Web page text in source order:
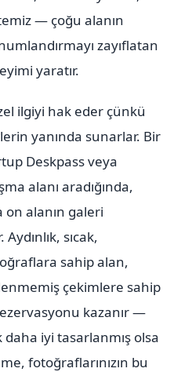
temiz — çoğu alanın
zayıflatan
yaratır.
ilgiyi hak eder çünkü
yanında sunarlar. Bir
Deskpass veya
alanı aradığında,
on alanın galeri
sıcak,
sahip alan,
çekimlere sahip
kazanır —
iyi tasarlanmış olsa
fotoğraflarınızın bu